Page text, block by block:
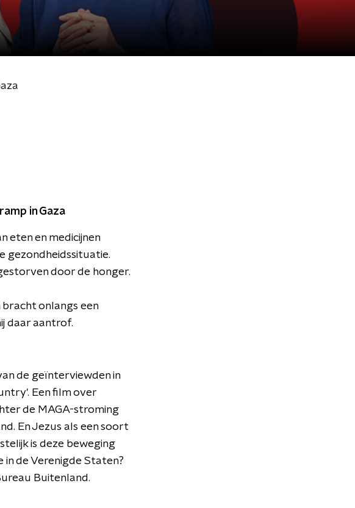
in Gaza
eten en medicijnen
gezondheidssituatie.
door de honger.
onlangs een
daar aantrof.
de geïnterviewden in
Een film over
de MAGA-stroming
En Jezus als een soort
is deze beweging
in de Verenigde Staten?
Buitenland.